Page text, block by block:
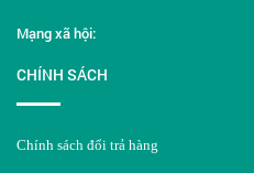
Mạng xã hội:
CHÍNH SÁCH
Chính sách đổi trả hàng